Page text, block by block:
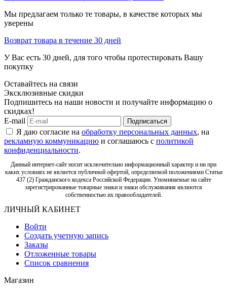
Мы предлагаем только те товары, в качестве которых мы
уверены
Возврат товара в течение 30 дней
У Вас есть 30 дней, для того чтобы протестировать Вашу
покупку
Оставайтесь на связи
Эксклюзивные скидки
Подпишитесь на наши новости и получайте информацию о
скидках!
E-mail
Подписаться
Я даю согласие на обработку персональных данных, на
рекламную коммуникацию и соглашаюсь с политикой
конфиденциальности.
Данный интернет-сайт носит исключительно информационный характер и ни при
каких условиях не является публичной офертой, определяемой положениями Статьи
437 (2) Гражданского кодекса Российской Федерации. Упоминаемые на сайте
зарегистрированные товарные знаки и знаки обслуживания являются
собственностью их правообладателей.
ЛИЧНЫЙ КАБИНЕТ
Войти
Создать учетную запись
Заказы
Отложенные товары
Список сравнения
Магазин